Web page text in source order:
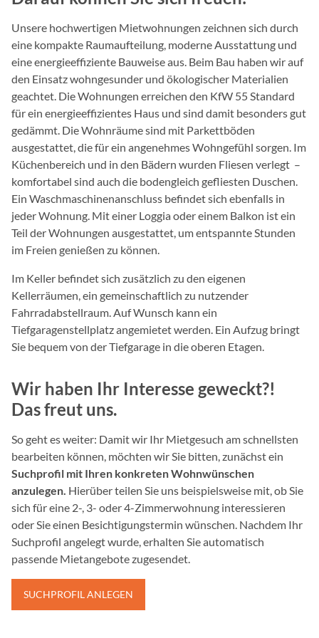
Unsere hochwertigen Mietwohnungen zeichnen sich durch
eine kompakte Raumaufteilung, moderne Ausstattung und
eine energieeffiziente Bauweise aus. Beim Bau haben wir auf
den Einsatz wohngesunder und ökologischer Materialien
geachtet. Die Wohnungen erreichen den KfW 55 Standard
für ein energieeffizientes Haus und sind damit besonders gut
gedämmt. Die Wohnräume sind mit Parkettböden
ausgestattet, die für ein angenehmes Wohngefühl sorgen. Im
Küchenbereich und in den Bädern wurden Fliesen verlegt –
komfortabel sind auch die bodengleich gefliesten Duschen.
Ein Waschmaschinenanschluss befindet sich ebenfalls in
jeder Wohnung. Mit einer Loggia oder einem Balkon ist ein
Teil der Wohnungen ausgestattet, um entspannte Stunden
im Freien genießen zu können.
Im Keller befindet sich zusätzlich zu den eigenen
Kellerräumen, ein gemeinschaftlich zu nutzender
Fahrradabstellraum. Auf Wunsch kann ein
Tiefgaragenstellplatz angemietet werden. Ein Aufzug bringt
Sie bequem von der Tiefgarage in die oberen Etagen.
Wir haben Ihr Interesse geweckt?!
Das freut uns.
So geht es weiter: Damit wir Ihr Mietgesuch am schnellsten
bearbeiten können, möchten wir Sie bitten, zunächst ein
Suchprofil mit Ihren konkreten Wohnwünschen
anzulegen. Hierüber teilen Sie uns beispielsweise mit, ob Sie
sich für eine 2-, 3- oder 4-Zimmerwohnung interessieren
oder Sie einen Besichtigungstermin wünschen. Nachdem Ihr
Suchprofil angelegt wurde, erhalten Sie automatisch
passende Mietangebote zugesendet.
SUCHPROFIL ANLEGEN